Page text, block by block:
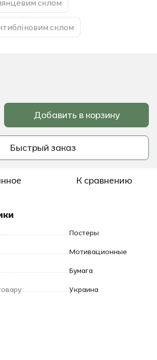
склом
склом
Добавить в корзину
Быстрый заказ
К сравнению
Постеры
Мотивационные
Бумага
Украина